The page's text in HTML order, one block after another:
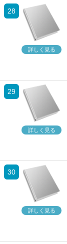
28
詳しく見る
29
詳しく見る
30
詳しく見る